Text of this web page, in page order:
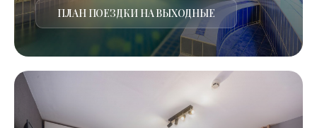
ПЛАН ПОЕЗДКИ НА ВЫХОДНЫЕ